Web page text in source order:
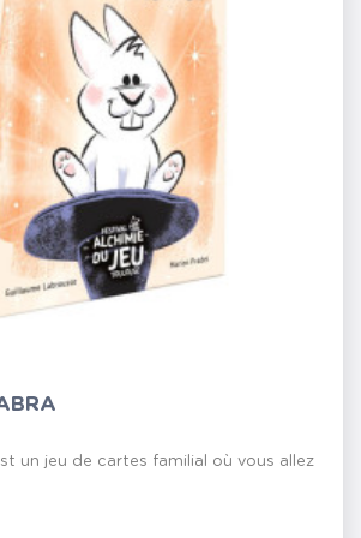
un jeu de cartes familial où vous allez